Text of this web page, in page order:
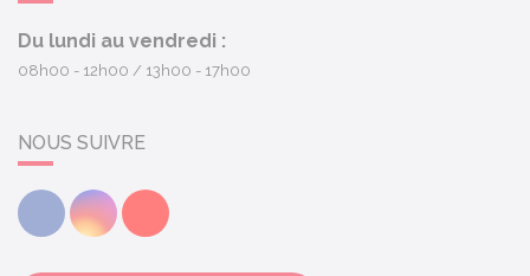
Du lundi au vendredi :
08h00 - 12h00 13h00 - 17h00
NOUS SUIVRE
FacebookInstagramYoutube